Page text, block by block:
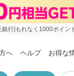
銀行]もれなく1000ポイン
へ ヘルプ お得な